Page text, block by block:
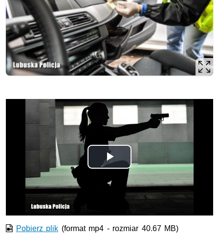
Odtwórz
wideo
Pobierz plik (format mp4 - rozmiar 40.67 MB)